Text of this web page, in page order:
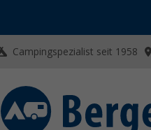
Campingspezialist seit 1958